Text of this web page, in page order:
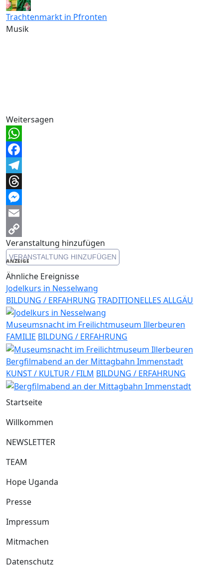
Trachtenmarkt in Pfronten
Musik
Weitersagen
WhatsApp
Facebook
Telegram
Threads
Messenger
Email
Copy
Link
Veranstaltung hinzufügen
VERANSTALTUNG HINZUFÜGEN
ANZEIGE
Ähnliche Ereignisse
Jodelkurs in Nesselwang
BILDUNG / ERFAHRUNG TRADITIONELLES ALLGÄU
Museumsnacht im Freilichtmuseum Illerbeuren
FAMILIE BILDUNG / ERFAHRUNG
Bergfilmabend an der Mittagbahn Immenstadt
KUNST / KULTUR / FILM BILDUNG / ERFAHRUNG
Startseite
Willkommen
NEWSLETTER
TEAM
Hope Uganda
Presse
Impressum
Mitmachen
Datenschutz